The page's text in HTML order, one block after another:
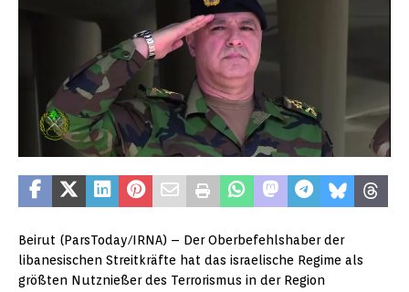
Beirut (ParsToday/IRNA) – Der Oberbefehlshaber der
libanesischen Streitkräfte hat das israelische Regime als
größten Nutznießer des Terrorismus in der Region